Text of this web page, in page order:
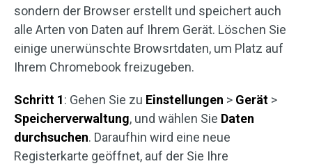
sondern der Browser erstellt und speichert auch
alle Arten von Daten auf Ihrem Gerät. Löschen Sie
einige unerwünschte Browsrtdaten, um Platz auf
Ihrem Chromebook freizugeben.
Schritt 1: Gehen Sie zu Einstellungen > Gerät >
Speicherverwaltung, und wählen Sie Daten
durchsuchen. Daraufhin wird eine neue
Registerkarte geöffnet, auf der Sie Ihre